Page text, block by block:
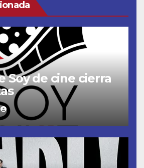
Soy de cine cierra